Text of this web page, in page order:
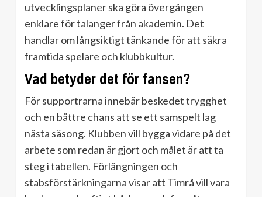
utvecklingsplaner ska göra övergången
enklare för talanger från akademin. Det
handlar om långsiktigt tänkande för att säkra
framtida spelare och klubbkultur.
Vad betyder det för fansen?
För supportrarna innebär beskedet trygghet
och en bättre chans att se ett samspelt lag
nästa säsong. Klubben vill bygga vidare på det
arbete som redan är gjort och målet är att ta
steg i tabellen. Förlängningen och
stabsförstärkningarna visar att Timrå vill vara